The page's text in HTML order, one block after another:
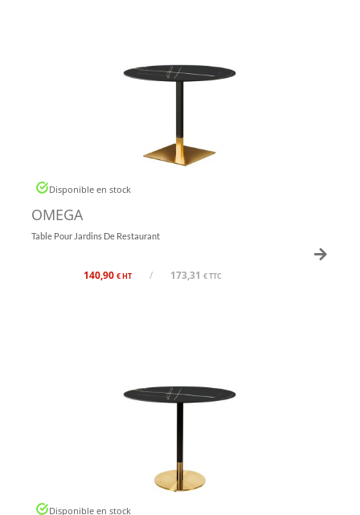
Disponible en stock
OMEGA
Table Pour Jardins De Restaurant
140,90 € HT / 173,31 € TTC
Disponible en stock